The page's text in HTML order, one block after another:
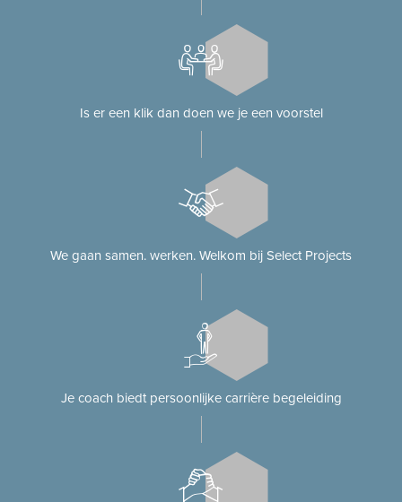
Is er een klik dan doen we je een voorstel
We gaan samen. werken. Welkom bij Select Projects
Je coach biedt persoonlijke carrière begeleiding